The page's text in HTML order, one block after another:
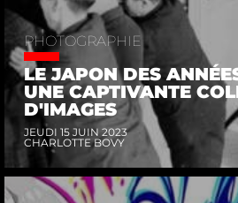
PHOTOGRAPHIE
LE JAPON DES
UNE CAPTIVANTE
D'IMAGES
JEUDI 15 JUIN 2023
CHARLOTTE BOVY